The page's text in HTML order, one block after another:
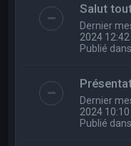
Salut
Dernier
2024
Publié dans
Dernier
2024
Publié dans